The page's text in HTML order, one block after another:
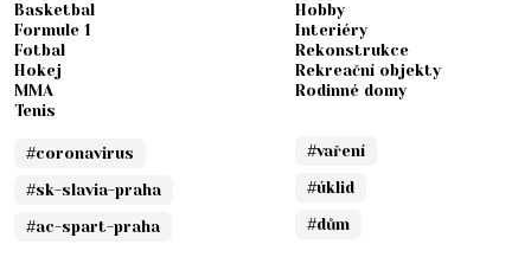
Basketbal
Formule 1
Fotbal
Hokej
MMA
Tenis
#coronavirus
#sk-slavia-praha
#ac-spart-praha
Hobby
Interiéry
Rekonstrukce
Rekreační objekty
Rodinné domy
#vaření
#úklid
#dům